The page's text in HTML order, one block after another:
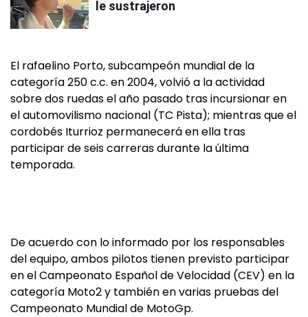
le sustrajeron
El rafaelino Porto, subcampeón mundial de la
categoría 250 c.c. en 2004, volvió a la actividad
sobre dos ruedas el año pasado tras incursionar en
el automovilismo nacional (TC Pista); mientras que el
cordobés Iturrioz permanecerá en ella tras
participar de seis carreras durante la última
temporada.
De acuerdo con lo informado por los responsables
del equipo, ambos pilotos tienen previsto participar
en el Campeonato Español de Velocidad (CEV) en la
categoría Moto2 y también en varias pruebas del
Campeonato Mundial de MotoGp.